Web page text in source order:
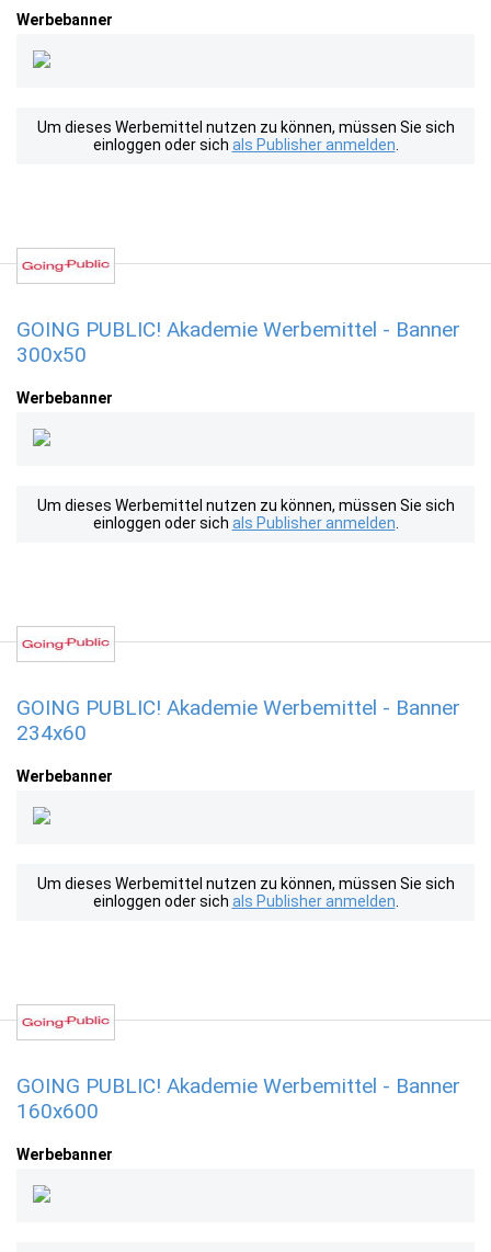
Werbebanner
Um dieses Werbemittel nutzen zu können, müssen Sie sich
einloggen oder sich als Publisher anmelden
GOING PUBLIC! Akademie Werbemittel - Banner
300x50
Werbebanner
Um dieses Werbemittel nutzen zu können, müssen Sie sich
einloggen oder sich als Publisher anmelden
GOING PUBLIC! Akademie Werbemittel - Banner
234x60
Werbebanner
Um dieses Werbemittel nutzen zu können, müssen Sie sich
einloggen oder sich als Publisher anmelden
GOING PUBLIC! Akademie Werbemittel - Banner
160x600
Werbebanner